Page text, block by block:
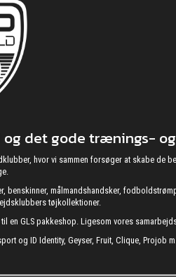
og det gode trænings-
hvor vi sammen forsøger at skabe de
målmandshandsker,
tøjkollektioner.
GLS pakkeshop. Ligesom vores
og ID Identity, Geyser, Fruit, Clique, Projob